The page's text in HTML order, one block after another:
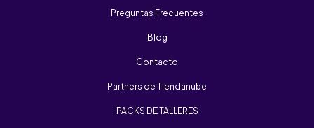
Preguntas Frecuentes
Blog
Contacto
Partners de Tiendanube
PACKS DE TALLERES